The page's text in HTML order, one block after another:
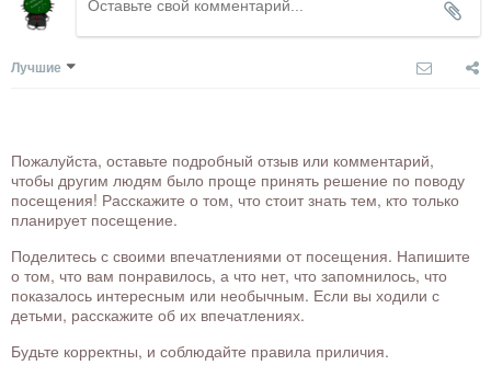
Лучшие
Пожалуйста, оставьте подробный отзыв или комментарий,
чтобы другим людям было проще принять решение по поводу
посещения! Расскажите о том, что стоит знать тем, кто только
планирует посещение.
Поделитесь с своими впечатлениями от посещения. Напишите
о том, что вам понравилось, а что нет, что запомнилось, что
показалось интересным или необычным. Если вы ходили с
детьми, расскажите об их впечатлениях.
Будьте корректны, и соблюдайте правила приличия.